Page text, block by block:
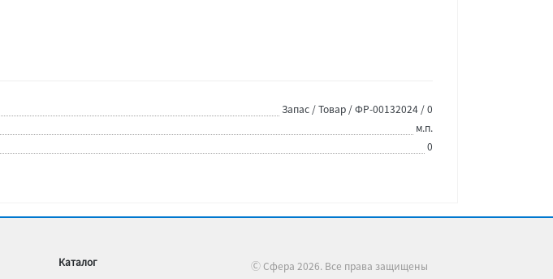
Запас / Товар / ФР-00132024 / 0
м.п.
0
Каталог
Ⓒ Сфера 2026. Все права защищены